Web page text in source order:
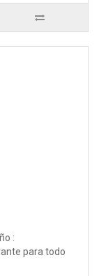
:
para todo